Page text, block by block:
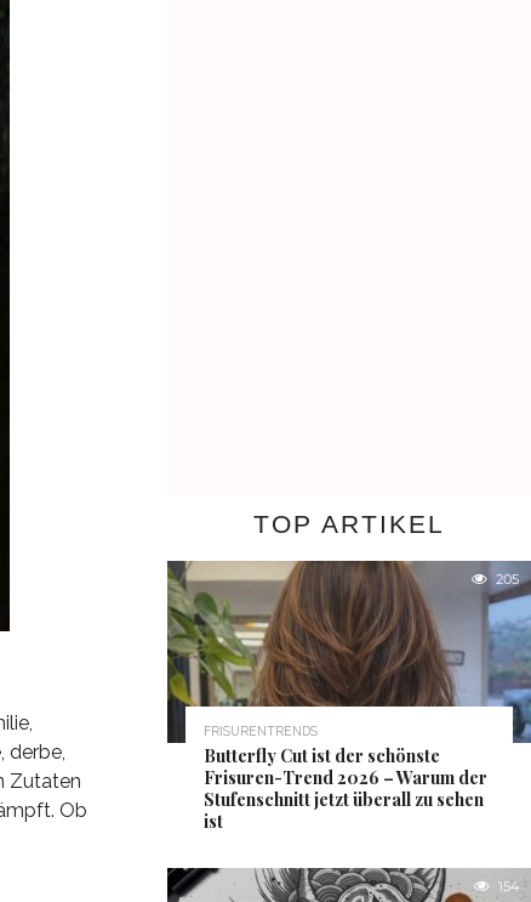
derbe,
Zutaten
Ob
TOP ARTIKEL
205
FRISURENTRENDS
Butterfly Cut ist der schönste
Frisuren-Trend 2026 – Warum der
Stufenschnitt jetzt überall zu sehen
ist
154